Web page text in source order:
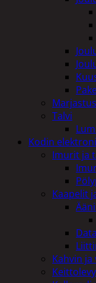
Marjastus
Talvi
Kodin
Imurit ja
Kaapelit
Kahvin